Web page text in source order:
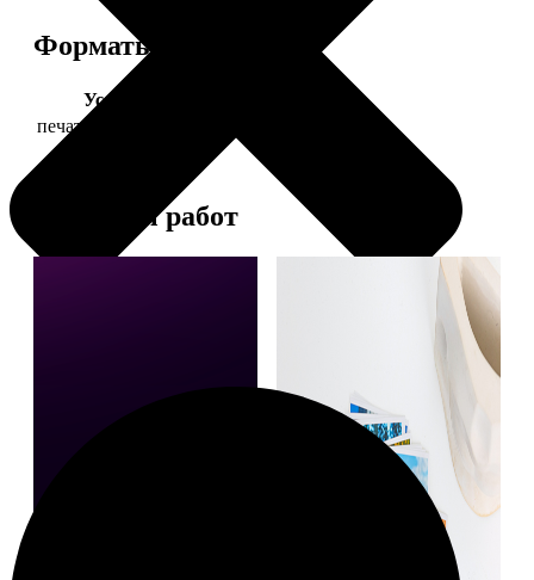
Форматы и цены
Услуга
печать фото 10х10
Примеры работ